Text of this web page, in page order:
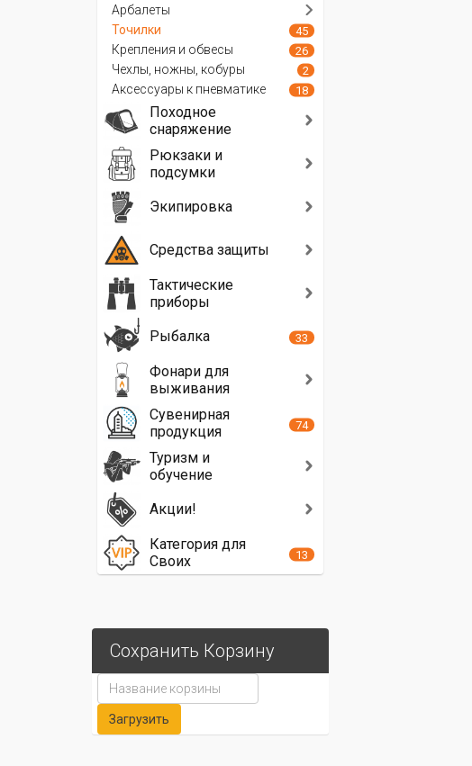
Арбалеты
Точилки
45
Крепления и обвесы 26
Чехлы, ножны, кобуры 2
Аксессуары к пневматике 18
Походное
снаряжение
Рюкзаки и
подсумки
Экипировка
Средства защиты
Тактические
приборы
Рыбалка
33
Фонари для
выживания
Сувенирная
продукция
74
Туризм и
обучение
Акции!
Категория для
Своих
13
Сохранить Корзину